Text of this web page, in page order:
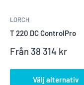
LORCH
T 220 DC ControlPro
Reapris
Från 38 314 kr
Välj alternativ